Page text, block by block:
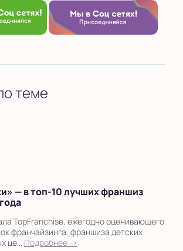
теме
— в топ‑10 лучших франшиз
TopFranchise, ежегодно оценивающего
франчайзинга, франшиза детских
це... Подробнее →